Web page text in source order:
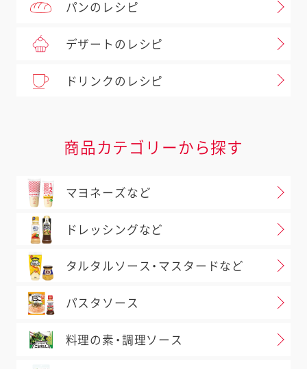
パンのレシピ
デザートのレシピ
ドリンクのレシピ
商品カテゴリーから探す
マヨネーズなど
ドレッシングなど
タルタルソース・マスタードなど
パスタソース
料理の素・調理ソース